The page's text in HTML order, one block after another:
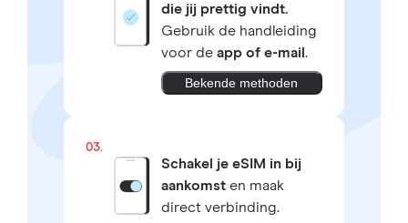
die jij prettig vindt.
Gebruik de handleiding
voor de app of e-mail .
Bekende methoden
03.
Schakel je eSIM in bij
aankomsten maak
direct verbinding.